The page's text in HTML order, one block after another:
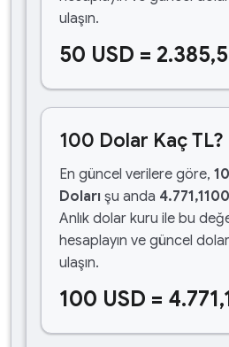
ulaşın.
50 USD =
100 Dolar Kaç TL?
En güncel verilere göre,
Doları şu anda
Anlık dolar kuru ile bu
hesaplayın ve güncel
ulaşın.
100 USD =